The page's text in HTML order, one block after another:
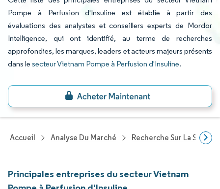
Pompe à Perfusion d'Insuline est établie à partir des
évaluations des analystes et conseillers experts de Mordor
Intelligence, qui ont identifié, au terme de recherches
approfondies, les marques, leaders et acteurs majeurs présents
dans le secteur Vietnam Pompe à Perfusion d'Insuline.
Accueil Analyse Du Marché Recherche Sur La Santé
Principales entreprises du secteur Vietnam